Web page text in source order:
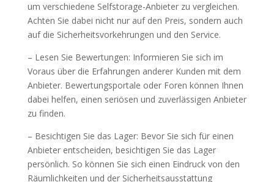
um verschiedene Selfstorage-Anbieter zu vergleichen.
Achten Sie dabei nicht nur auf den Preis, sondern auch
auf die Sicherheitsvorkehrungen und den Service.
– Lesen Sie Bewertungen: Informieren Sie sich im
Voraus über die Erfahrungen anderer Kunden mit dem
Anbieter. Bewertungsportale oder Foren können Ihnen
dabei helfen, einen seriösen und zuverlässigen Anbieter
zu finden.
– Besichtigen Sie das Lager: Bevor Sie sich für einen
Anbieter entscheiden, besichtigen Sie das Lager
persönlich. So können Sie sich einen Eindruck von den
Räumlichkeiten und der Sicherheitsausstattung